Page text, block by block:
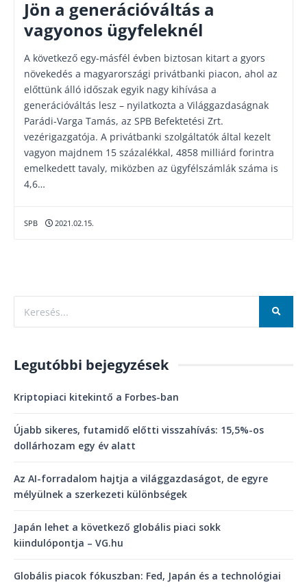
Jön a generációváltás a
vagyonos ügyfeleknél
A következő egy-másfél évben biztosan kitart a gyors
növekedés a magyarországi privátbanki piacon, ahol az
előttünk álló időszak egyik nagy kihívása a
generációváltás lesz – nyilatkozta a Világgazdaságnak
Parádi-Varga Tamás, az SPB Befektetési Zrt.
vezérigazgatója. A privátbanki szolgáltatók által kezelt
vagyon majdnem 15 százalékkal, 4858 milliárd forintra
emelkedett tavaly, miközben az ügyfélszámlák száma is
4,6…
SPB 2021.02.15.
Legutóbbi bejegyzések
Kriptopiaci kitekintő a Forbes-ban
Újabb sikeres, futamidő előtti visszahívás: 15,5%-os
dollárhozam egy év alatt
Az AI-forradalom hajtja a világgazdaságot, de egyre
mélyülnek a szerkezeti különbségek
Japán lehet a következő globális piaci sokk
kiindulópontja – VG.hu
Globális piacok fókuszban: Fed, Japán és a technológiai